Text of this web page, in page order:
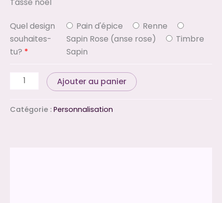
Quel design
souhaites-
tu? *
Pain d'épice
Renne
Sapin Rose (anse rose)
Timbre
Sapin
Ajouter au panier
Catégorie : Personnalisation